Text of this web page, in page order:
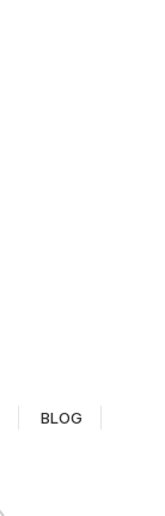
BLOG